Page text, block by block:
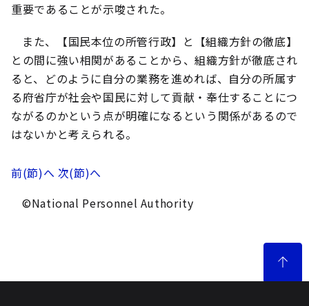
重要であることが示唆された。
また、【国民本位の所管行政】と【組織方針の徹底】
との間に強い相関があることから、組織方針が徹底され
ると、どのように自分の業務を進めれば、自分の所属す
る府省庁が社会や国民に対して貢献・奉仕することにつ
ながるのかという点が明確になるという関係があるので
はないかと考えられる。
前(節)へ 次(節)へ
©National Personnel Authority